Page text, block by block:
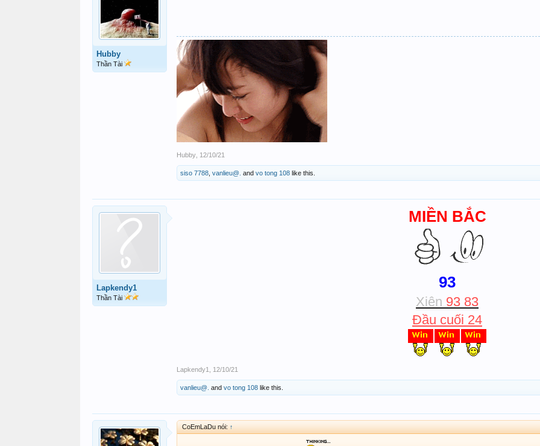
Hubby
Thần Tài
Hubby 12/10/21
siso 7788 vanlieu@. and vo tong 108 like this.
Lapkendy1
Thần Tài
MIỀN BẮC
93
Xiên 93 83
Đầu cuối 24
Lapkendy1 12/10/21
vanlieu@. and vo tong 108 like this.
CoEmLaDu nói: ↑